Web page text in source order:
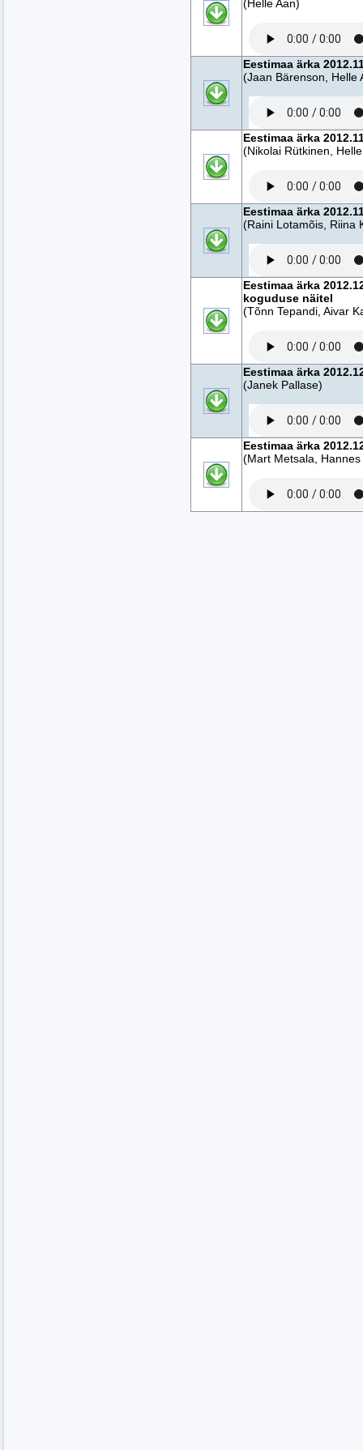
(Helle Aan)
Eestimaa ärka
(Jaan Bärenson, Helle
Eestimaa ärka
(Nikolai Rütkinen,
Eestimaa ärka
(Raini Lotamõis, Riina
Eestimaa ärka
koguduse näitel
(Tõnn Tepandi, Aivar
Eestimaa ärka
(Janek Pallase)
Eestimaa ärka
(Mart Metsala,